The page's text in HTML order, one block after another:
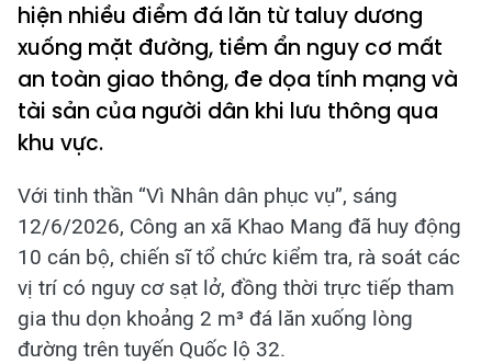
hiện nhiều điểm đá lăn từ taluy dương
xuống mặt đường, tiềm ẩn nguy cơ mất
an toàn giao thông, đe dọa tính mạng và
tài sản của người dân khi lưu thông qua
khu vực.
Với tinh thần “Vì Nhân dân phục vụ”, sáng
12/6/2026, Công an xã Khao Mang đã huy động
10 cán bộ, chiến sĩ tổ chức kiểm tra, rà soát các
vị trí có nguy cơ sạt lở, đồng thời trực tiếp tham
gia thu dọn khoảng 2 m³ đá lăn xuống lòng
đường trên tuyến Quốc lộ 32.